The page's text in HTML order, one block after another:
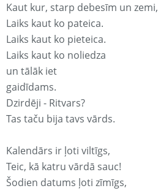
Kaut kur, starp debesīm un zemi,
Laiks kaut ko pateica.
Laiks kaut ko pieteica.
Laiks kaut ko noliedza
un tālāk iet
gaidīdams.
Dzirdēji - Ritvars?
Tas taču bija tavs vārds.
Kalendārs ir ļoti viltīgs,
Teic, kā katru vārdā sauc!
Šodien datums ļoti zīmīgs,